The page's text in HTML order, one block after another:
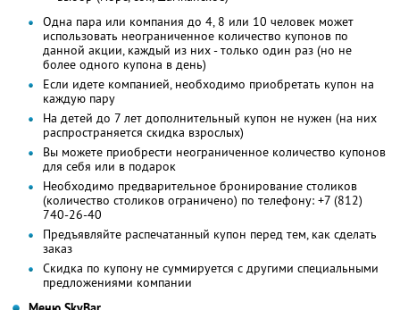
Одна пара или компания до 4, 8 или 10 человек может
использовать неограниченное количество купонов по
данной акции, каждый из них - только один раз (но не
более одного купона в день)
Если идете компанией, необходимо приобретать купон на
каждую пару
На детей до 7 лет дополнительный купон не нужен (на них
распространяется скидка взрослых)
Вы можете приобрести неограниченное количество купонов
для себя или в подарок
Необходимо предварительное бронирование столиков
(количество столиков ограничено) по телефону: +7 (812)
740-26-40
Предъявляйте распечатанный купон перед тем, как сделать
заказ
Скидка по купону не суммируется с другими специальными
предложениями компании